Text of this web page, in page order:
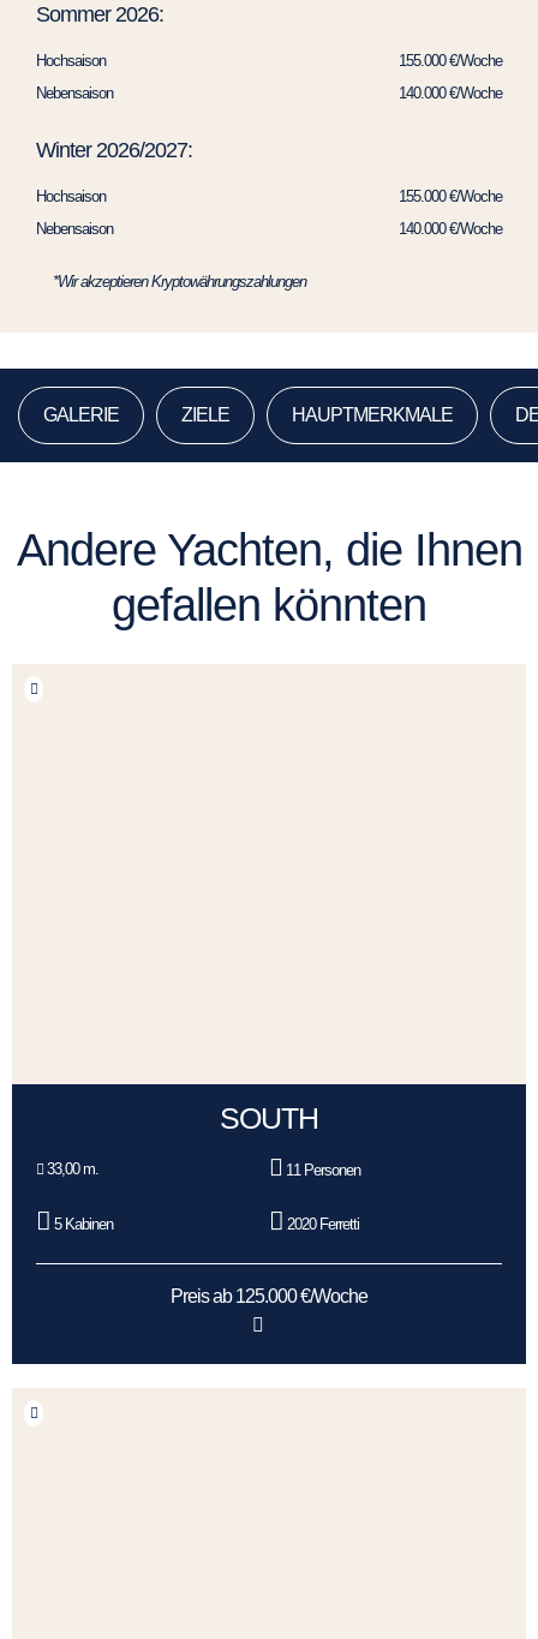
Sommer 2026:
Hochsaison
155.000 €/Woche
Nebensaison
140.000 €/Woche
Winter 2026/2027:
Hochsaison
155.000 €/Woche
Nebensaison
140.000 €/Woche
*Wir akzeptieren Kryptowährungszahlungen
GALERIE ZIELE HAUPTMERKMALE
Andere Yachten, die Ihnen
gefallen könnten
SOUTH
33,00 m. 11 Personen
5 Kabinen 2020 Ferretti
Preis ab 125.000 €/Woche